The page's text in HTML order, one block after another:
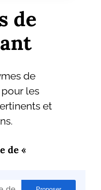
de
de
les
et
de «